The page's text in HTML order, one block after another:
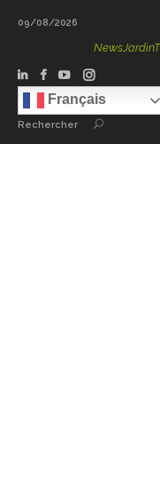
09/08/2026
NewsJardinTV
Français
Rechercher